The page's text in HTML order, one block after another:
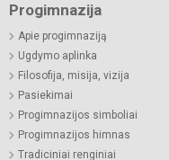
Progimnazija
Apie progimnaziją
Ugdymo aplinka
Filosofija, misija, vizija
Pasiekimai
Progimnazijos simboliai
Progimnazijos himnas
Tradiciniai renginiai